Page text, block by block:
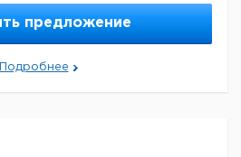
предложение
Подробнее